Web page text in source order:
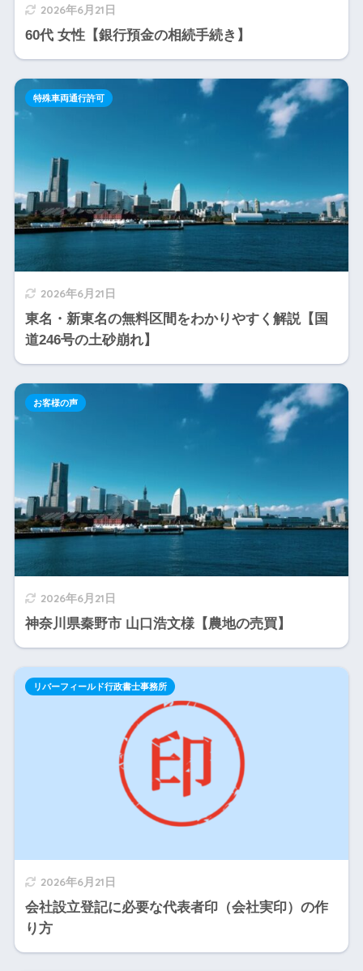
2026年6月21日
60代 女性【銀行預金の相続手続き】
2026年6月21日
東名・新東名の無料区間をわかりやすく解説【国
道246号の土砂崩れ】
特殊車両通行許可
2026年6月21日
神奈川県秦野市 山口浩文様【農地の売買】
お客様の声
2026年6月21日
会社設立登記に必要な代表者印（会社実印）の作
り方
リバーフィールド行政書士事務所